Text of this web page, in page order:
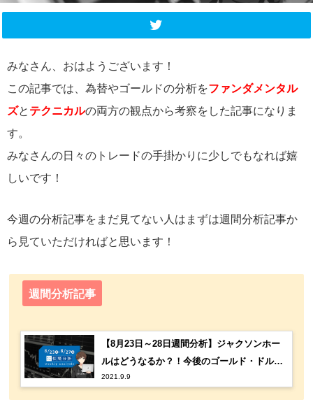
みなさん、おはようございます！
この記事では、為替やゴールドの分析をファンダメンタル
ズと テクニカルの両方の観点から考察をした記事になりま
す。
みなさんの日々のトレードの手掛かりに少しでもなれば嬉
しいです！
今週の分析記事をまだ見てない人はまずは週間分析記事か
ら見ていただければと思います！
週間分析記事
【8月23日～28日週間分析】ジャクソンホー
ルはどうなるか？！今後のゴールド・ドル円
の行方が決まるか。
2021.9.9